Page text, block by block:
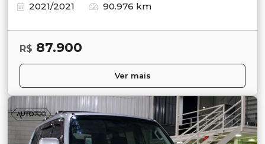
2021/2021
90.976 km
R$ 87.900
Ver mais